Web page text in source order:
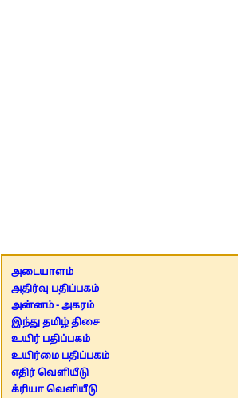
அடையாளம்
அதிர்வு பதிப்பகம்
அன்னம் - அகரம்
இந்து தமிழ் திசை
உயிர் பதிப்பகம்
உயிர்மை பதிப்பகம்
எதிர் வெளியீடு
க்ரியா வெளியீடு